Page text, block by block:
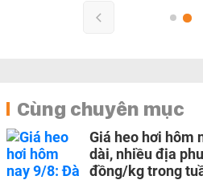
Cùng chuyên mục
Giá heo hơi hôm
dài, nhiều địa
đồng/kg trong